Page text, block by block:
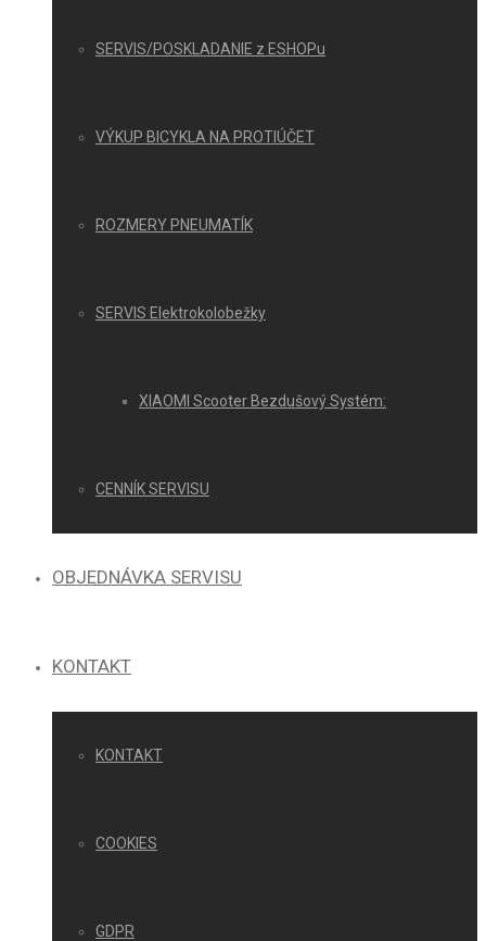
SERVIS/POSKLADANIE z ESHOPu
VÝKUP BICYKLA NA PROTIÚČET
ROZMERY PNEUMATÍK
SERVIS Elektrokolobežky
XIAOMI Scooter Bezdušový Systém:
CENNÍK SERVISU
OBJEDNÁVKA SERVISU
KONTAKT
KONTAKT
COOKIES
GDPR